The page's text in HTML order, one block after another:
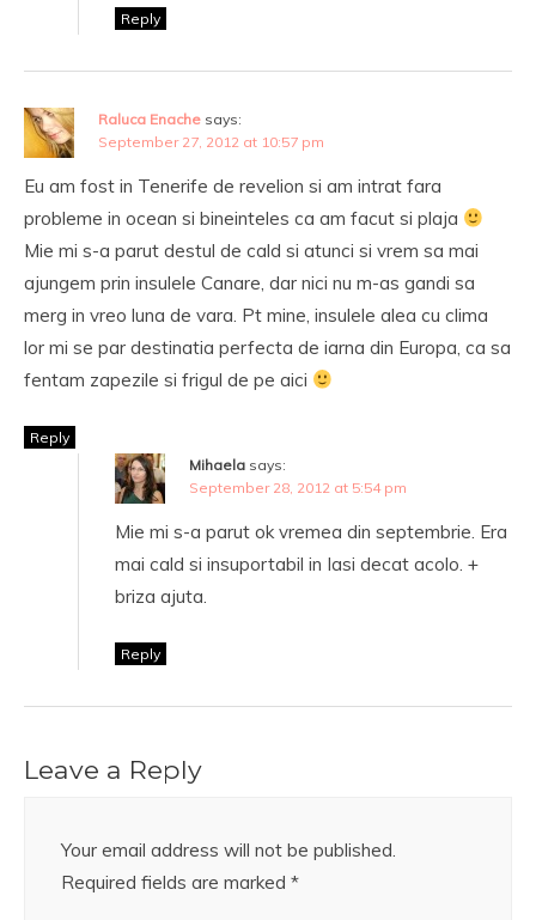
Reply
Raluca Enache says:
September 27, 2012 at 10:57 pm
Eu am fost in Tenerife de revelion si am intrat fara
probleme in ocean si bineinteles ca am facut si plaja
Mie mi s-a parut destul de cald si atunci si vrem sa mai
ajungem prin insulele Canare, dar nici nu m-as gandi sa
merg in vreo luna de vara. Pt mine, insulele alea cu clima
lor mi se par destinatia perfecta de iarna din Europa, ca sa
fentam zapezile si frigul de pe aici
Reply
Mihaela says:
September 28, 2012 at 5:54 pm
Mie mi s-a parut ok vremea din septembrie. Era
mai cald si insuportabil in Iasi decat acolo. +
briza ajuta.
Reply
Leave a Reply
Your email address will not be published.
Required fields are marked *